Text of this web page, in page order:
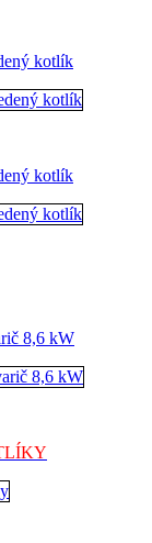
kotlík
kotlík
8,6 kW